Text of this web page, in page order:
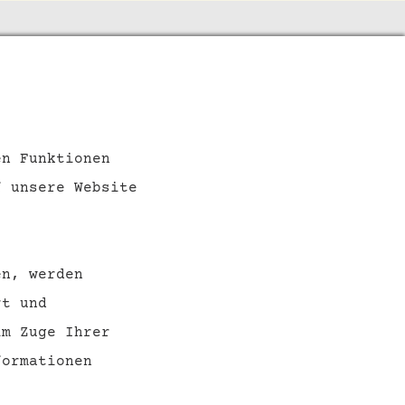
Funktionen
Website
werden
und
Zuge Ihrer